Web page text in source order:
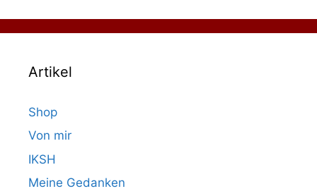
Artikel
Shop
Von mir
IKSH
Meine Gedanken